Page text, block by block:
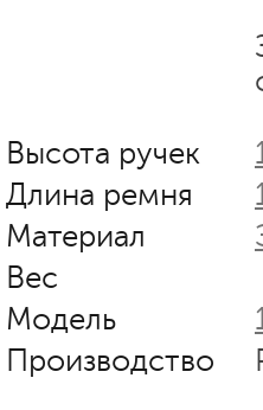
Высота ручек
Длина ремня
Материал
Вес
Модель
Производство